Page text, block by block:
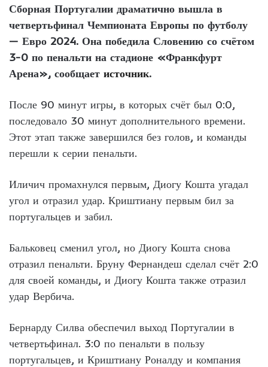
Сборная Португалии драматично вышла в
четвертьфинал Чемпионата Европы по футболу
— Евро 2024. Она победила Словению со счётом
3-0 по пенальти на стадионе «Франкфурт
Арена», сообщает источник.
После 90 минут игры, в которых счёт был 0:0,
последовало 30 минут дополнительного времени.
Этот этап также завершился без голов, и команды
перешли к серии пенальти.
Иличич промахнулся первым, Диогу Кошта угадал
угол и отразил удар. Криштиану первым бил за
португальцев и забил.
Бальковец сменил угол, но Диогу Кошта снова
отразил пенальти. Бруну Фернандеш сделал счёт 2:0
для своей команды, и Диогу Кошта также отразил
удар Вербича.
Бернарду Силва обеспечил выход Португалии в
четвертьфинал. 3:0 по пенальти в пользу
португальцев, и Криштиану Роналду и компания